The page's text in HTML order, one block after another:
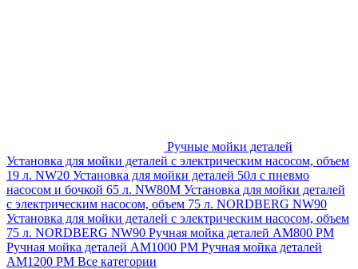
Ручные мойки деталей
Установка для мойки деталей с электрическим насосом, объем
19 л. NW20 Установка для мойки деталей 50л с пневмо
насосом и бочкой 65 л. NW80M Установка для мойки деталей
с электрическим насосом, объем 75 л. NORDBERG NW90
Установка для мойки деталей с электрическим насосом, объем
75 л. NORDBERG NW90 Ручная мойка деталей АМ800 РМ
Ручная мойка деталей АМ1000 РМ Ручная мойка деталей
АМ1200 РМ Все категории